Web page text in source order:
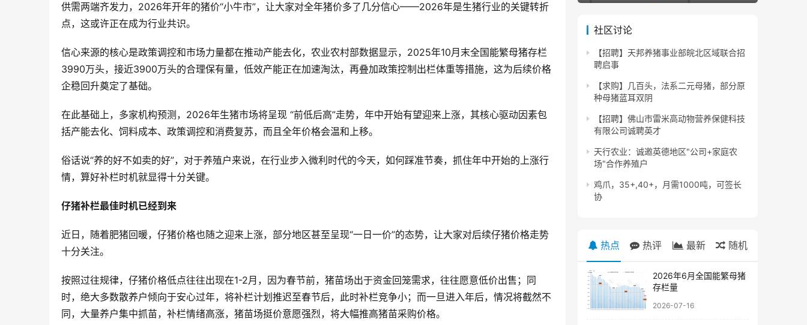
供需两端齐发力，2026年开年的猪价“小牛市”，让大家对全年猪价多了几分信心——2026年是生猪行业的关键转折
点，这或许正在成为行业共识。
信心来源的核心是政策调控和市场力量都在推动产能去化，农业农村部数据显示，2025年10月末全国能繁母猪存栏
3990万头，接近3900万头的合理保有量，低效产能正在加速淘汰，再叠加政策控制出栏体重等措施，这为后续价格
企稳回升奠定了基础。
在此基础上，多家机构预测，2026年生猪市场将呈现 “前低后高”走势，年中开始有望迎来上涨，其核心驱动因素包
括产能去化、饲料成本、政策调控和消费复苏，而且全年价格会温和上移。
俗话说“养的好不如卖的好”，对于养殖户来说，在行业步入微利时代的今天，如何踩准节奏，抓住年中开始的上涨行
情，算好补栏时机就显得十分关键。
仔猪补栏最佳时机已经到来
近日，随着肥猪回暖，仔猪价格也随之迎来上涨，部分地区甚至呈现“一日一价”的态势，让大家对后续仔猪价格走势
十分关注。
按照过往规律，仔猪价格低点往往出现在1-2月，因为春节前，猪苗场出于资金回笼需求，往往愿意低价出售；同
时，绝大多数散养户倾向于安心过年，将补栏计划推迟至春节后，此时补栏竞争小；而一旦进入年后，情况将截然不
同，大量养户集中抓苗，补栏情绪高涨，猪苗场挺价意愿强烈，将大幅推高猪苗采购价格。
社区讨论
【招聘】天邦养猪事业部皖北区域联合招
聘启事
【求购】几百头，法系二元母猪，部分原
种母猪蓝耳双阴
【招聘】佛山市雷米高动物营养保健科技
有限公司诚聘英才
天行农业：诚邀英德地区"公司+家庭农
场"合作养殖户
鸡爪，35+,40+，月需1000吨，可签长
协
热点 热评 最新 随机
2026年6月全国能繁母猪
存栏量
2026-07-16